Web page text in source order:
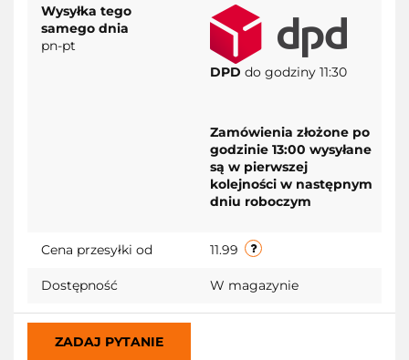
Wysyłka tego
samego dnia
pn-pt
DPD do godziny 11:30
Zamówienia złożone po
godzinie 13:00 wysyłane
są w pierwszej
kolejności w następnym
dniu roboczym
Cena przesyłki od 11.99
Dostępność W magazynie
ZADAJ PYTANIE